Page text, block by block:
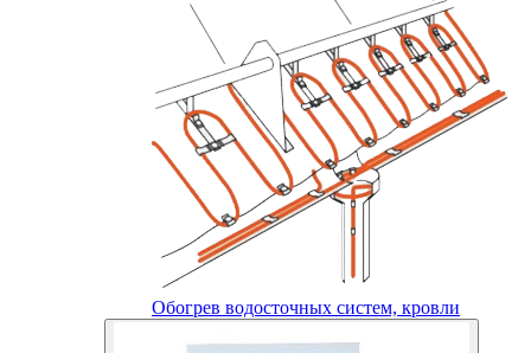
Обогрев водосточных систем, кровли